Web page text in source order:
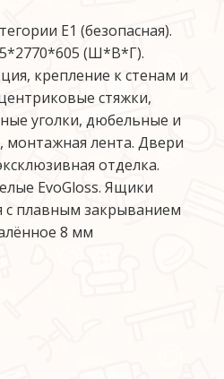
Е1 (безопасная).
(Ш*В*Г).
крепление к стенам и
стяжки,
уголки, дюбельные и
монтажная лента. Двери
отделка.
EvoGloss. Ящики
плавным закрыванием
8 мм